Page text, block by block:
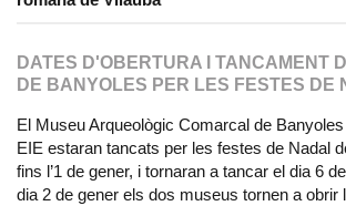
DATES D'OBERTURA I TANCAMENT
DE BANYOLES PER LES FESTES DE
El Museu Arqueològic Comarcal de
EIE estaran tancats per les festes de Nadal
fins l’1 de gener, i tornaran a tancar el dia 6
dia 2 de gener els dos museus tornen a obrir